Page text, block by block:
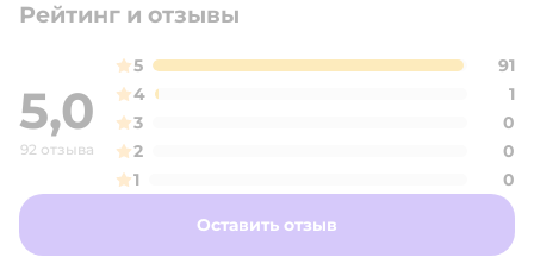
Рейтинг и отзывы
5,0
92 отзыва
5
91
4
1
3
0
2
0
1
0
Оставить отзыв